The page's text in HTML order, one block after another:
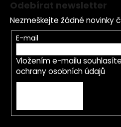
Odebírat newsletter
Nezmeškejte žádné novinky
E-mail
Vložením e-mailu
ochrany osobních údajů